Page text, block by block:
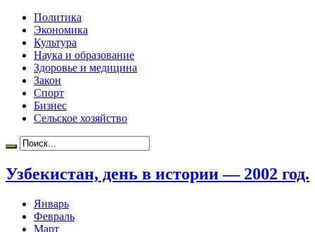
Политика
Экономика
Культура
Наука и образование
Здоровье и медицина
Закон
Спорт
Бизнес
Сельское хозяйство
Узбекистан, день в истории — 2002 год.
Январь
Февраль
Март